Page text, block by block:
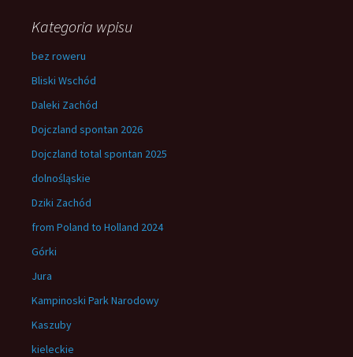
Kategoria wpisu
bez roweru
Bliski Wschód
Daleki Zachód
Dojczland spontan 2026
Dojczland total spontan 2025
dolnośląskie
Dziki Zachód
from Poland to Holland 2024
Górki
Jura
Kampinoski Park Narodowy
Kaszuby
kieleckie